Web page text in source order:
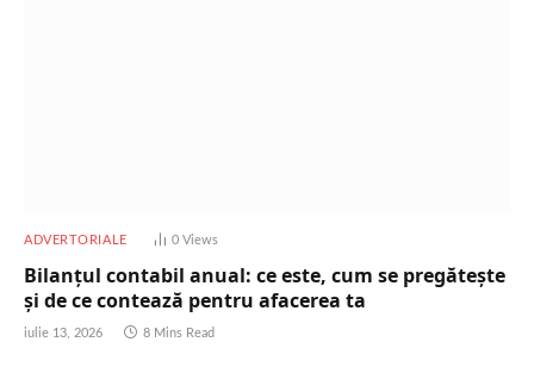
ADVERTORIALE 0 Views
Bilanțul contabil anual: ce este, cum se pregătește
și de ce contează pentru afacerea ta
iulie 13, 2026 8 Mins Read